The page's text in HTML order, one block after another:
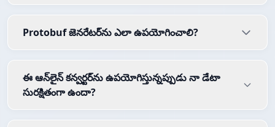
Protobuf జెనరేటర్‌ను ఎలా ఉపయోగించాలి?
ఈ ఆన్‌లైన్ కన్వర్టర్‌ను ఉపయోగిస్తున్నప్పుడు నా డేటా
సురక్షితంగా ఉందా?